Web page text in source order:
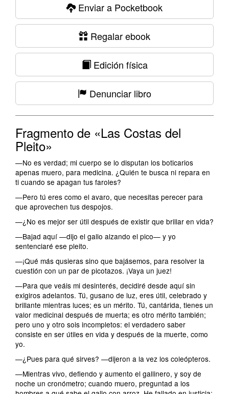
Enviar a Pocketbook
Regalar ebook
Edición física
Denunciar libro
Fragmento de «Las Costas del
Pleito»
—No es verdad; mi cuerpo se lo disputan los boticarios
apenas muero, para medicina. ¿Quién te busca ni repara en
ti cuando se apagan tus faroles?
—Pero tú eres como el avaro, que necesitas perecer para
que aprovechen tus despojos.
—¿No es mejor ser útil después de existir que brillar en vida?
—Bajad aquí —dijo el gallo alzando el pico— y yo
sentenciaré ese pleito.
—¡Qué más qusieras sino que bajásemos, para resolver la
cuestión con un par de picotazos. ¡Vaya un juez!
—Para que veáis mi desinterés, decidiré desde aquí sin
exigiros adelantos. Tú, gusano de luz, eres útil, celebrado y
brillante mientras luces; es un mérito. Tú, cantárida, tienes un
valor medicinal después de muerta; es otro mérito también;
pero uno y otro sois incompletos: el verdadero saber
consiste en ser útiles en vida y después de la muerte, como
yo.
—¿Pues para qué sirves? —dijeron a la vez los coleópteros.
—Mientras vivo, defiendo y aumento el gallinero, y soy de
noche un cronómetro; cuando muero, preguntad a los